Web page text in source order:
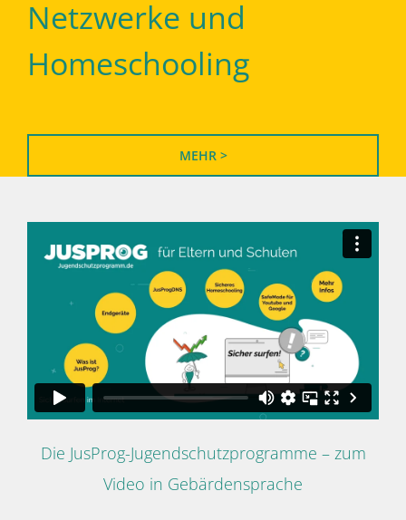
Netzwerke und
Homeschooling
MEHR >
Die JusProg-Jugendschutzprogramme – zum
Video in Gebärdensprache